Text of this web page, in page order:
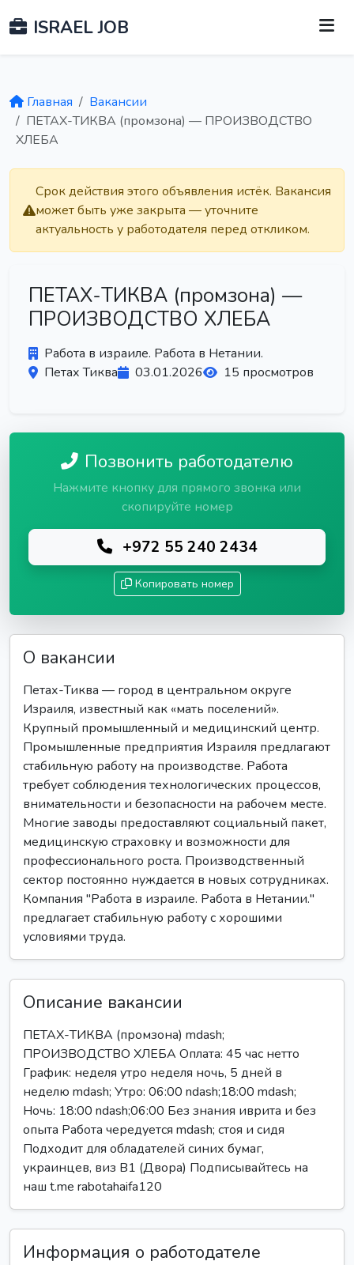
ISRAEL JOB
Главная
Вакансии
ПЕТАХ-ТИКВА (промзона) — ПРОИЗВОДСТВО
ХЛЕБА
Срок действия этого объявления истёк. Вакансия
может быть уже закрыта — уточните
актуальность у работодателя перед откликом.
ПЕТАХ-ТИКВА (промзона) —
ПРОИЗВОДСТВО ХЛЕБА
Работа в израиле. Работа в Нетании.
Петах Тиква
03.01.2026 15 просмотров
Позвонить работодателю
Нажмите кнопку для прямого звонка или
скопируйте номер
+972 55 240 2434
Копировать номер
О вакансии
Петах-Тиква — город в центральном округе
Израиля, известный как «мать поселений».
Крупный промышленный и медицинский центр.
Промышленные предприятия Израиля предлагают
стабильную работу на производстве. Работа
требует соблюдения технологических процессов,
внимательности и безопасности на рабочем месте.
Многие заводы предоставляют социальный пакет,
медицинскую страховку и возможности для
профессионального роста. Производственный
сектор постоянно нуждается в новых сотрудниках.
Компания "Работа в израиле. Работа в Нетании."
предлагает стабильную работу с хорошими
условиями труда.
Описание вакансии
ПЕТАХ-ТИКВА (промзона) mdash;
ПРОИЗВОДСТВО ХЛЕБА Оплата: 45 час нетто
График: неделя утро неделя ночь, 5 дней в
неделю mdash; Утро: 06:00 ndash;18:00 mdash;
Ночь: 18:00 ndash;06:00 Без знания иврита и без
опыта Работа чередуется mdash; стоя и сидя
Подходит для обладателей синих бумаг,
украинцев, виз B1 (Двора) Подписывайтесь на
наш t.me rabotahaifa120
Информация о работодателе